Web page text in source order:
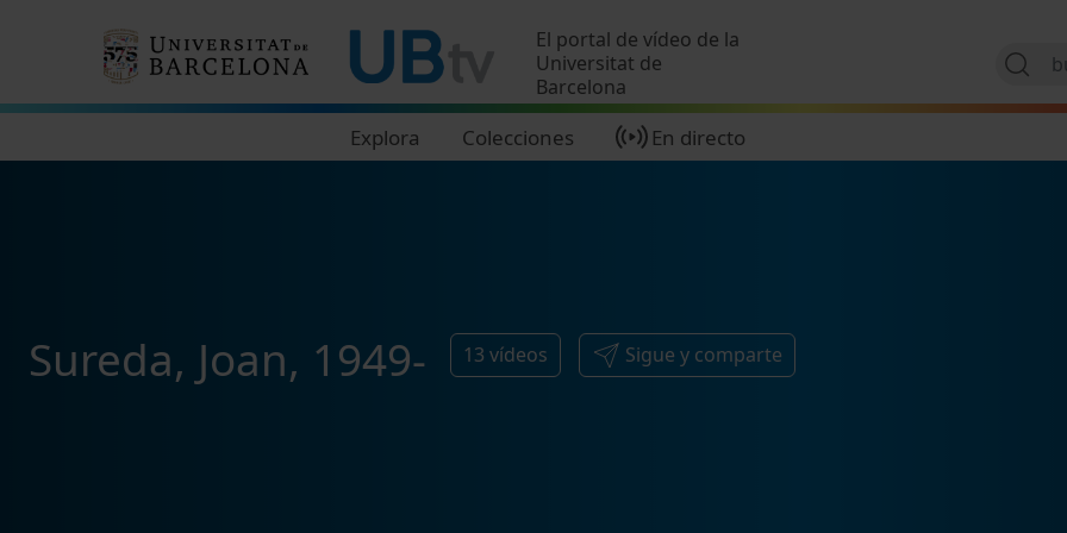
El portal de vídeo de la
Universitat de
Barcelona
Explora Colecciones En directo
Sureda, Joan, 1949- 13 vídeos Sigue y comparte